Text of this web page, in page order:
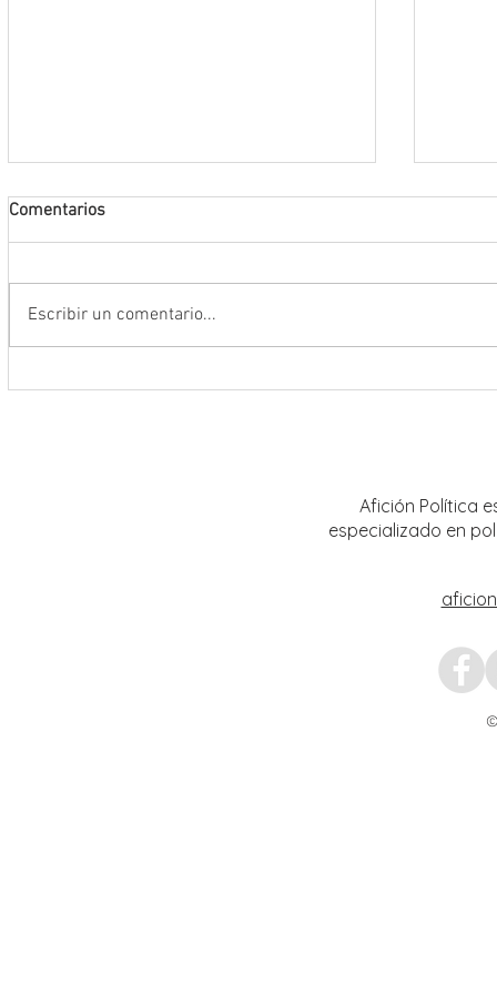
Comentarios
Escribir un comentario...
Afición Política
especializado en